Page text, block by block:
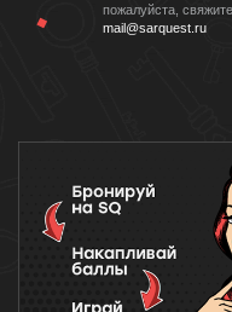
пожалуйста,
mail@sarquest.ru